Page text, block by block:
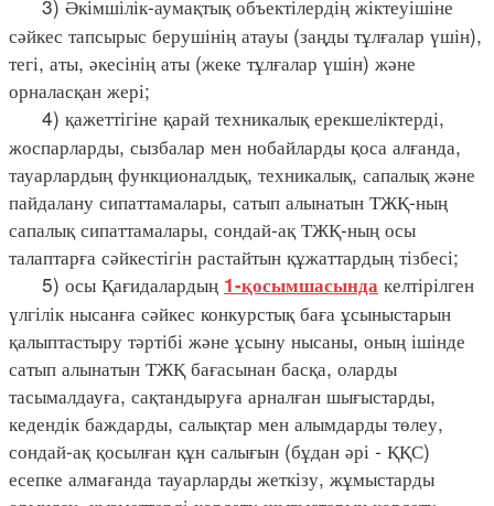
3) Әкімшілік-аумақтық объектілердің жіктеуішіне
сәйкес тапсырыс берушінің атауы (заңды тұлғалар үшін),
тегі, аты, әкесінің аты (жеке тұлғалар үшін) және
орналасқан жері;
4) қажеттігіне қарай техникалық ерекшеліктерді,
жоспарларды, сызбалар мен нобайларды қоса алғанда,
тауарлардың функционалдық, техникалық, сапалық және
пайдалану сипаттамалары, сатып алынатын ТЖҚ-ның
сапалық сипаттамалары, сондай-ақ ТЖҚ-ның осы
талаптарға сәйкестігін растайтын құжаттардың тізбесі;
5) осы Қағидалардың 1-қосымшасында келтірілген
үлгілік нысанға сәйкес конкурстық баға ұсыныстарын
қалыптастыру тәртібі және ұсыну нысаны, оның ішінде
сатып алынатын ТЖҚ бағасынан басқа, оларды
тасымалдауға, сақтандыруға арналған шығыстарды,
кедендік баждарды, салықтар мен алымдарды төлеу,
сондай-ақ қосылған құн салығын (бұдан әрі - ҚҚС)
есепке алмағанда тауарларды жеткізу, жұмыстарды